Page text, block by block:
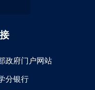
政府门户网站
分银行